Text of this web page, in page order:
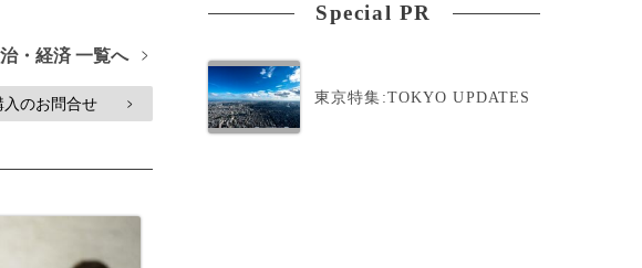
・経済 一覧へ >
入のお問合せ >
Special PR
東京特集:TOKYO UPDATES